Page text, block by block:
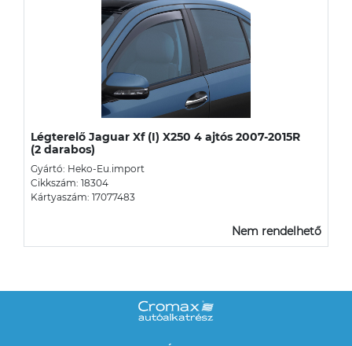
Légterelő Jaguar Xf (I) X250 4 ajtós 2007-2015R
(2 darabos)
Gyártó: Heko-Eu.import
Cikkszám: 18304
Kártyaszám: 17077483
Nem rendelhető